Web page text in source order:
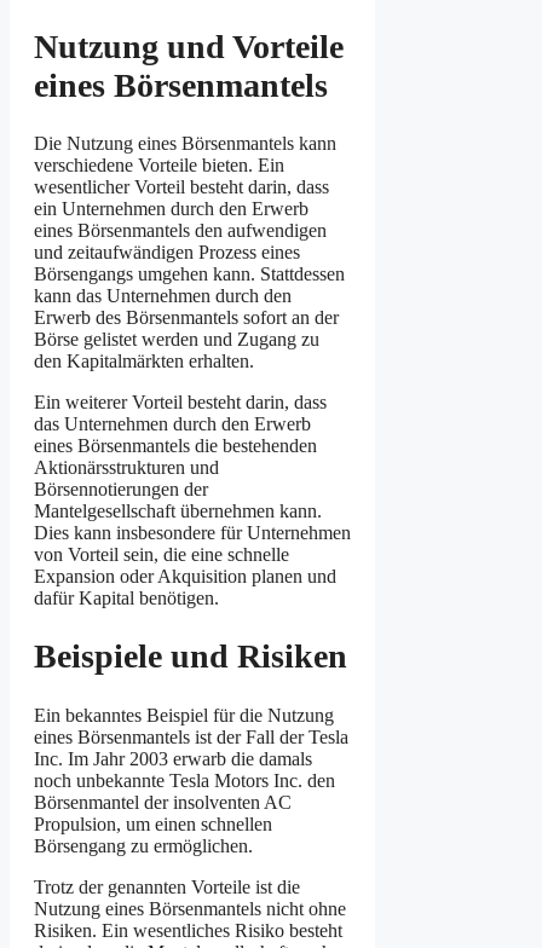
Nutzung und Vorteile
eines Börsenmantels
Die Nutzung eines Börsenmantels kann
verschiedene Vorteile bieten. Ein
wesentlicher Vorteil besteht darin, dass
ein Unternehmen durch den Erwerb
eines Börsenmantels den aufwendigen
und zeitaufwändigen Prozess eines
Börsengangs umgehen kann. Stattdessen
kann das Unternehmen durch den
Erwerb des Börsenmantels sofort an der
Börse gelistet werden und Zugang zu
den Kapitalmärkten erhalten.
Ein weiterer Vorteil besteht darin, dass
das Unternehmen durch den Erwerb
eines Börsenmantels die bestehenden
Aktionärsstrukturen und
Börsennotierungen der
Mantelgesellschaft übernehmen kann.
Dies kann insbesondere für Unternehmen
von Vorteil sein, die eine schnelle
Expansion oder Akquisition planen und
dafür Kapital benötigen.
Beispiele und Risiken
Ein bekanntes Beispiel für die Nutzung
eines Börsenmantels ist der Fall der Tesla
Inc. Im Jahr 2003 erwarb die damals
noch unbekannte Tesla Motors Inc. den
Börsenmantel der insolventen AC
Propulsion, um einen schnellen
Börsengang zu ermöglichen.
Trotz der genannten Vorteile ist die
Nutzung eines Börsenmantels nicht ohne
Risiken. Ein wesentliches Risiko besteht